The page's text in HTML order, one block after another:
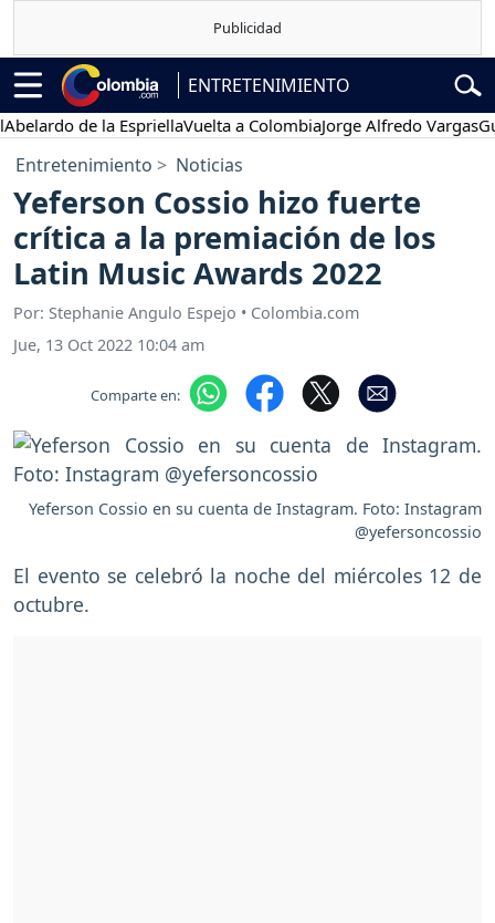
ENTRETENIMIENTO
de la EspriellaVuelta a ColombiaJorge Alfredo Vargas
Entretenimiento Noticias
Yeferson Cossio hizo fuerte
crítica a la premiación de los
Latin Music Awards 2022
Por: Stephanie Angulo Espejo • Colombia.com
Jue, 13 Oct 2022 10:04 am
Comparte en:
Yeferson Cossio en su cuenta de Instagram. Foto: Instagram
@yefersoncossio
El evento se celebró la noche del miércoles 12 de
octubre.